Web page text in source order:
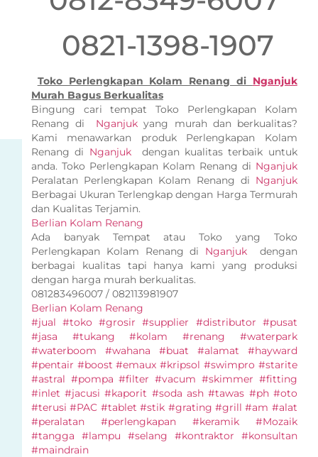
0821-1398-1907
Toko Perlengkapan Kolam Renang di Nganjuk
Murah Bagus Berkualitas
Bingung cari tempat Toko Perlengkapan Kolam
Renang di Nganjukyang murah dan berkualitas?
Kami menawarkan produk Perlengkapan Kolam
Renang di Nganjukdengan kualitas terbaik untuk
anda. Toko Perlengkapan Kolam Renang di Nganjuk
Peralatan Perlengkapan Kolam Renang di Nganjuk
Berbagai Ukuran Terlengkap dengan Harga Termurah
dan Kualitas Terjamin.
Berlian Kolam Renang
Ada banyak Tempat atau Toko yang Toko
Perlengkapan Kolam Renang di Nganjuk
dengan
berbagai kualitas tapi hanya kami yang produksi
dengan harga murah berkualitas.
081283496007 / 082113981907
Berlian Kolam Renang
#jual #toko #grosir #supplier #distributor #pusat
#jasa #tukang #kolam #renang #waterpark
#waterboom #wahana #buat #alamat #hayward
#pentair #boost #emaux #kripsol #swimpro #starite
#astral #pompa #filter #vacum #skimmer #fitting
#inlet #jacusi #kaporit #soda ash #tawas #ph #oto
#terusi #PAC #tablet #stik #grating #grill #am #alat
#peralatan #perlengkapan #keramik #Mozaik
#tangga #lampu #selang #kontraktor #konsultan
#maindrain